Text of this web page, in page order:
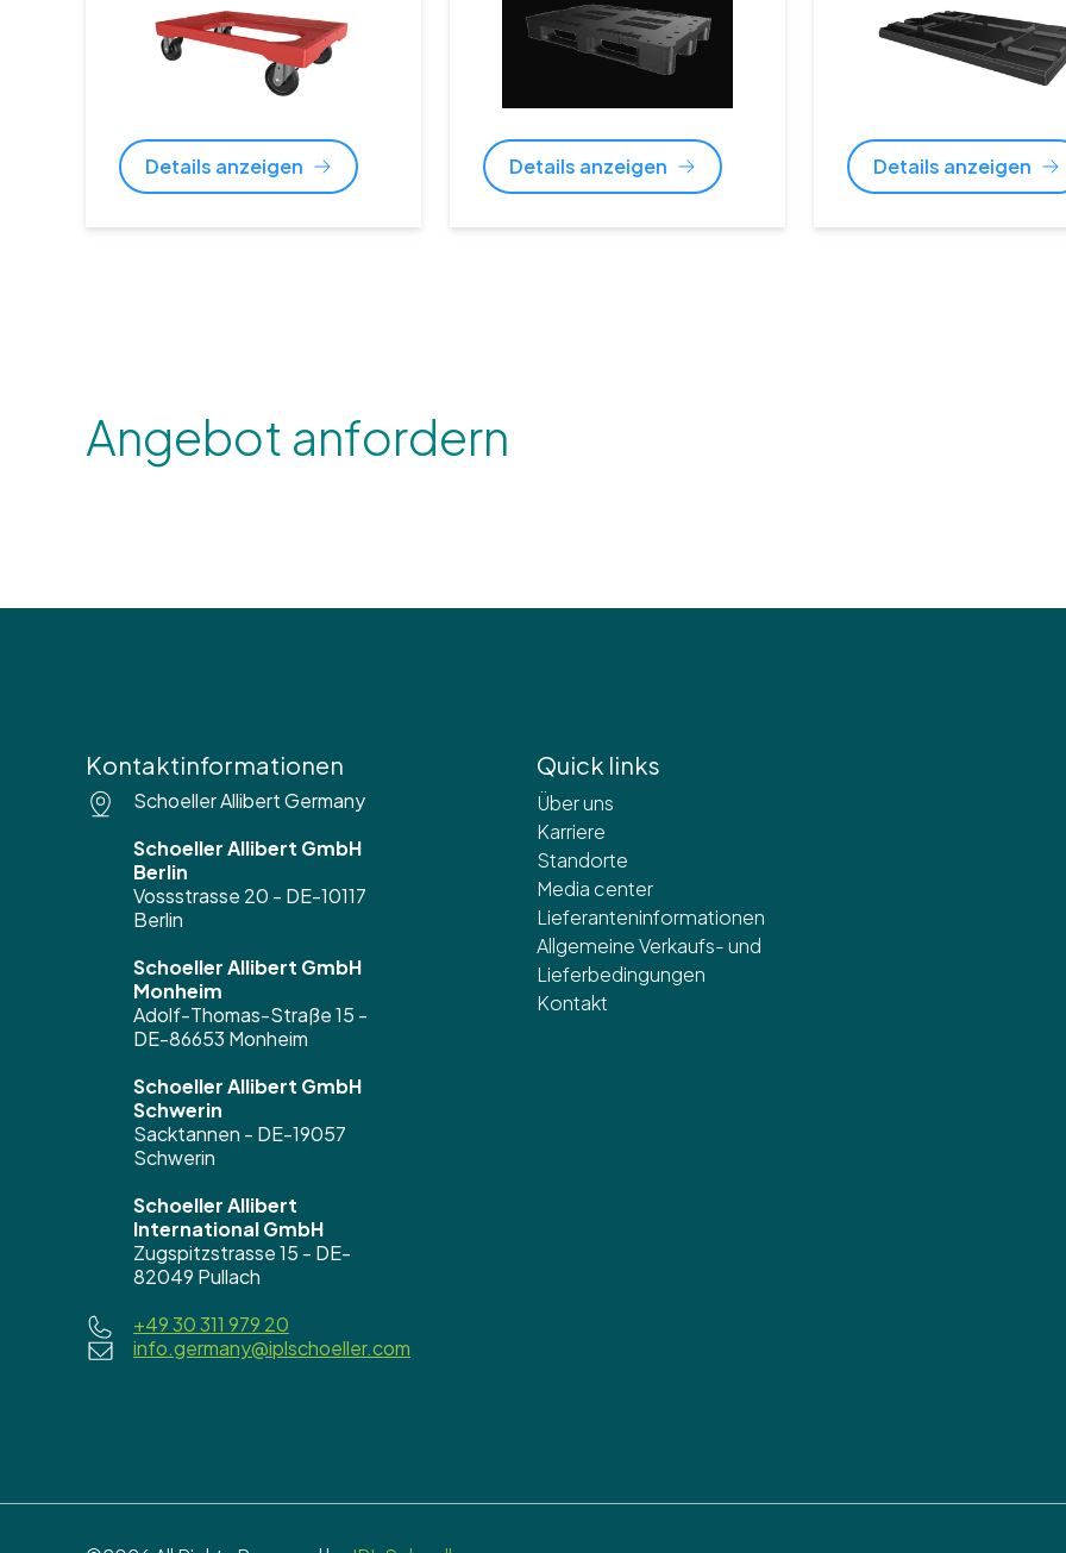
Details anzeigen Details anzeigen Details anzeigen
Angebot anfordern
Kontaktinformationen
Schoeller Allibert Germany
Schoeller Allibert GmbH
Berlin
Vossstrasse 20 - DE-10117
Berlin
Schoeller Allibert GmbH
Monheim
Adolf-Thomas-Straße 15 -
DE-86653 Monheim
Schoeller Allibert GmbH
Schwerin
Sacktannen - DE-19057
Schwerin
Schoeller Allibert
International GmbH
Zugspitzstrasse 15 - DE-
82049 Pullach
+49 30 311 979 20
info.germany@iplschoeller.com
Quick links
Über uns
Karriere
Standorte
Media center
Lieferanteninformationen
Allgemeine Verkaufs- und
Lieferbedingungen
Kontakt